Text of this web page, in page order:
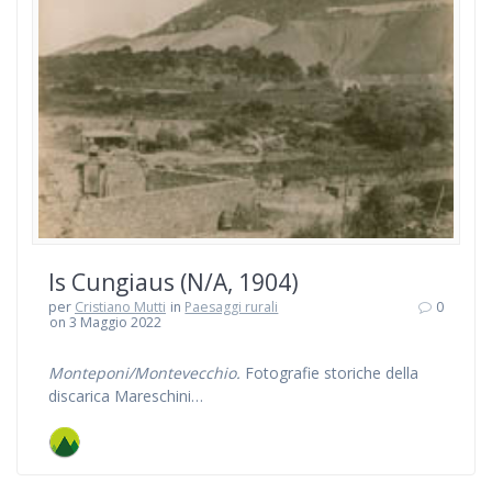
Is Cungiaus (N/A, 1904)
per Cristiano Mutti in Paesaggi rurali
on 3 Maggio 2022
0
Monteponi/Montevecchio. Fotografie storiche della
discarica Mareschini…